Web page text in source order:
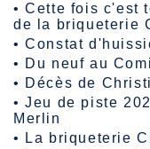
•Cette fois c'est
de la briqueterie
•Constat
• Du neuf au
• Décès de
•Jeu de piste
Merlin
•
La briqueterie